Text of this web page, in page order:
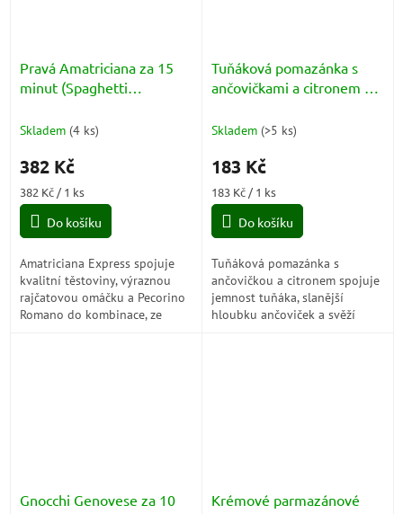
Pravá Amatriciana za 15
minut (Spaghetti
Skladem (4 ks)
382 Kč
Měrná
cena:
382 Kč / 1 ks
Do košíku
Amatriciana Express spojuje
kvalitní těstoviny, výraznou
rajčatovou omáčku a Pecorino
Romano do kombinace, ze
Tuňáková pomazánka s
ančovičkami a citronem za
Acciughe e Limone)
Skladem (>5 ks)
183 Kč
Měrná
cena:
183 Kč / 1 ks
Do košíku
Tuňáková pomazánka s
ančovičkou a citronem spojuje
jemnost tuňáka, slanější
hloubku ančoviček a svěží
Gnocchi Genovese za 10
Krémové parmazánové